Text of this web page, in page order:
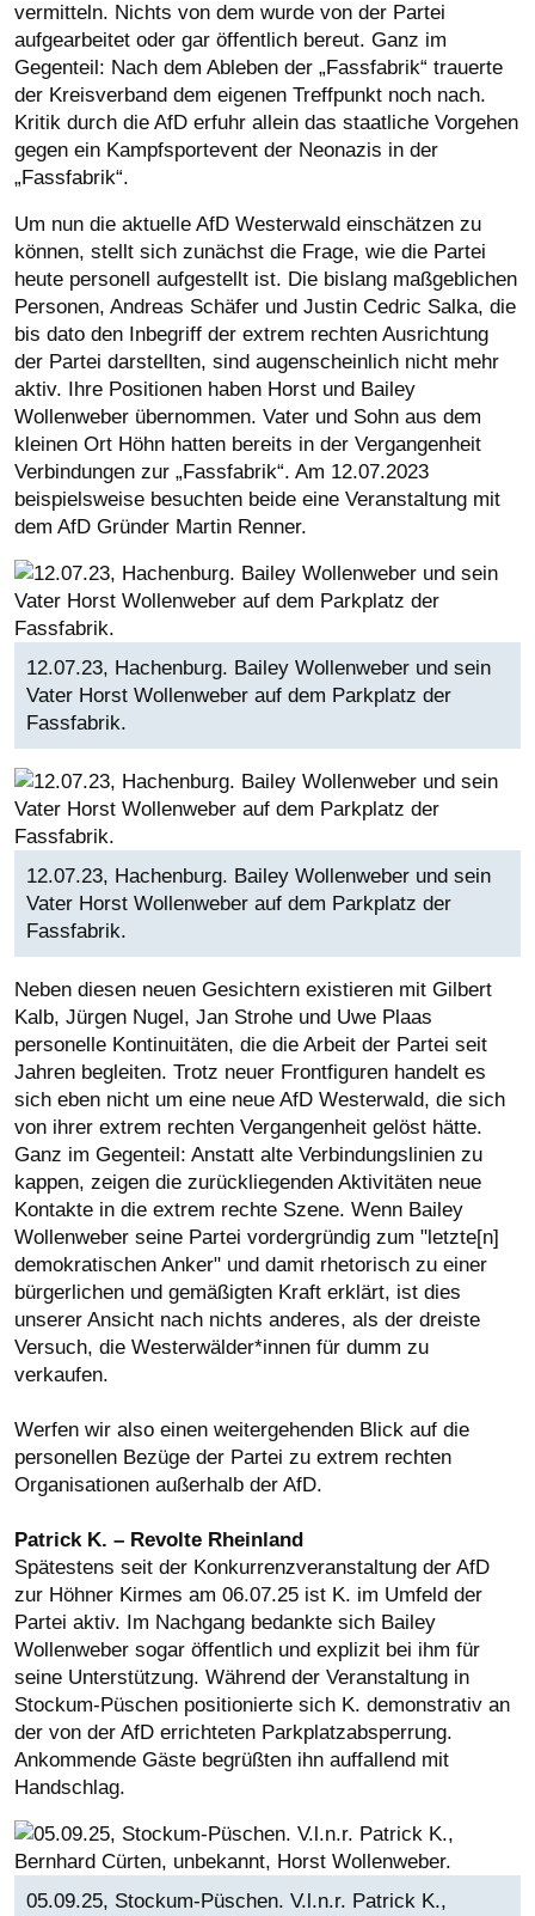
vermitteln. Nichts von dem wurde von der Partei
aufgearbeitet oder gar öffentlich bereut. Ganz im
Gegenteil: Nach dem Ableben der „Fassfabrik“ trauerte
der Kreisverband dem eigenen Treffpunkt noch nach.
Kritik durch die AfD erfuhr allein das staatliche Vorgehen
gegen ein Kampfsportevent der Neonazis in der
„Fassfabrik“.
Um nun die aktuelle AfD Westerwald einschätzen zu
können, stellt sich zunächst die Frage, wie die Partei
heute personell aufgestellt ist. Die bislang maßgeblichen
Personen, Andreas Schäfer und Justin Cedric Salka, die
bis dato den Inbegriff der extrem rechten Ausrichtung
der Partei darstellten, sind augenscheinlich nicht mehr
aktiv. Ihre Positionen haben Horst und Bailey
Wollenweber übernommen. Vater und Sohn aus dem
kleinen Ort Höhn hatten bereits in der Vergangenheit
Verbindungen zur „Fassfabrik“. Am 12.07.2023
beispielsweise besuchten beide eine Veranstaltung mit
dem AfD Gründer Martin Renner.
12.07.23, Hachenburg. Bailey Wollenweber und sein
Vater Horst Wollenweber auf dem Parkplatz der
Fassfabrik.
12.07.23, Hachenburg. Bailey Wollenweber und sein
Vater Horst Wollenweber auf dem Parkplatz der
Fassfabrik.
Neben diesen neuen Gesichtern existieren mit Gilbert
Kalb, Jürgen Nugel, Jan Strohe und Uwe Plaas
personelle Kontinuitäten, die die Arbeit der Partei seit
Jahren begleiten. Trotz neuer Frontfiguren handelt es
sich eben nicht um eine neue AfD Westerwald, die sich
von ihrer extrem rechten Vergangenheit gelöst hätte.
Ganz im Gegenteil: Anstatt alte Verbindungslinien zu
kappen, zeigen die zurückliegenden Aktivitäten neue
Kontakte in die extrem rechte Szene. Wenn Bailey
Wollenweber seine Partei vordergründig zum "letzte[n]
demokratischen Anker" und damit rhetorisch zu einer
bürgerlichen und gemäßigten Kraft erklärt, ist dies
unserer Ansicht nach nichts anderes, als der dreiste
Versuch, die Westerwälder*innen für dumm zu
verkaufen.
Werfen wir also einen weitergehenden Blick auf die
personellen Bezüge der Partei zu extrem rechten
Organisationen außerhalb der AfD.
Patrick K. – Revolte Rheinland
Spätestens seit der Konkurrenzveranstaltung der AfD
zur Höhner Kirmes am 06.07.25 ist K. im Umfeld der
Partei aktiv. Im Nachgang bedankte sich Bailey
Wollenweber sogar öffentlich und explizit bei ihm für
seine Unterstützung. Während der Veranstaltung in
Stockum-Püschen positionierte sich K. demonstrativ an
der von der AfD errichteten Parkplatzabsperrung.
Ankommende Gäste begrüßten ihn auffallend mit
Handschlag.
05.09.25, Stockum-Püschen. V.l.n.r. Patrick K.,